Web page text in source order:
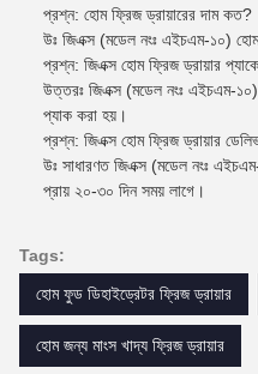
প্রশ্ন: হোম ফ্রিজ ড্রায়ারের দাম কত?
উঃ জিএক্স (মডেল নংঃ এইচএম-১০)
প্রশ্ন: জিএক্স হোম ফ্রিজ ড্রায়ার
উত্তরঃ জিএক্স (মডেল নংঃ এইচএম-১০)
প্যাক করা হয়।
প্রশ্ন: জিএক্স হোম ফ্রিজ ড্রায়ার
উঃ সাধারণত জিএক্স (মডেল নংঃ
প্রায় ২০-৩০ দিন সময় লাগে।
Tags:
হোম ফুড ডিহাইড্রেটর ফ্রিজ ড্রায়ার
হোম জন্য মাংস খাদ্য ফ্রিজ ড্রায়ার